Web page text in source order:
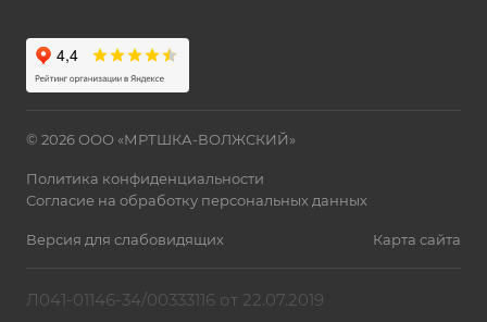
© 2026 ООО «МРТШКА-ВОЛЖСКИЙ»
Политика конфиденциальности
Согласие на обработку персональных данных
Версия для слабовидящих Карта сайта
Л041-01146-34/00333116 от 22.07.2019